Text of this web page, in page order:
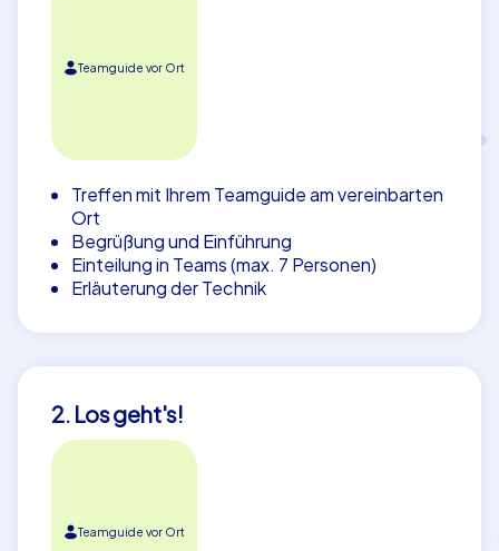
Teamguide vor Ort
Treffen mit Ihrem Teamguide am vereinbarten
Ort
Begrüßung und Einführung
Einteilung in Teams (max. 7 Personen)
Erläuterung der Technik
2. Los geht's!
Teamguide vor Ort